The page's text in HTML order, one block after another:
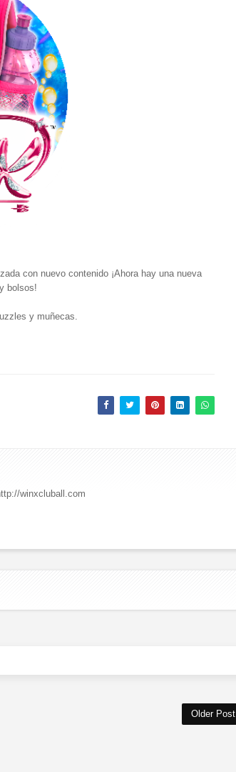
con nuevo contenido ¡Ahora hay una nueva
bolsos!
y muñecas.
winxcluball.com
Older Post